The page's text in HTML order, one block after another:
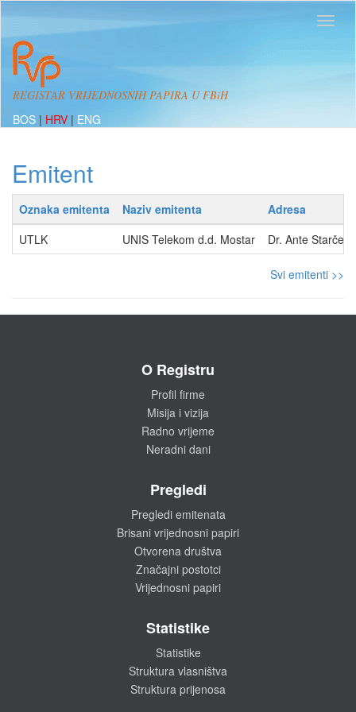
REGISTAR VRIJEDNOSNIH PAPIRA U FBiH
BOS | HRV | ENG
Emitent
Oznaka emitenta Naziv emitenta
Adresa
UTLK
UNIS Telekom d.d. Mostar Dr. Ante
Svi emitenti >>
O Registru
Profil firme
Misija i vizija
Radno vrijeme
Neradni dani
Pregledi
Pregledi emitenata
Brisani vrijednosni papiri
Otvorena društva
Značajni postotci
Vrijednosni papiri
Statistike
Statistike
Struktura vlasništva
Struktura prijenosa